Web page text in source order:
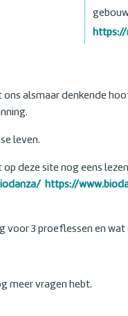
https://
alsmaar denkende
leven.
deze site nog eens
https://
voor 3 proeflessen en
meer vragen hebt.